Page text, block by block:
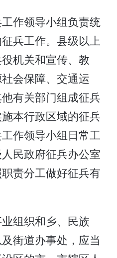
作领导小组负责统
兵工作。县级以上
机关和宣传、教
会保障、交通运
有关部门组成征兵
本行政区域的征兵
作领导小组日常工
民政府征兵办公室
责分工做好征兵有
组织和乡、民族
街道办事处，应当